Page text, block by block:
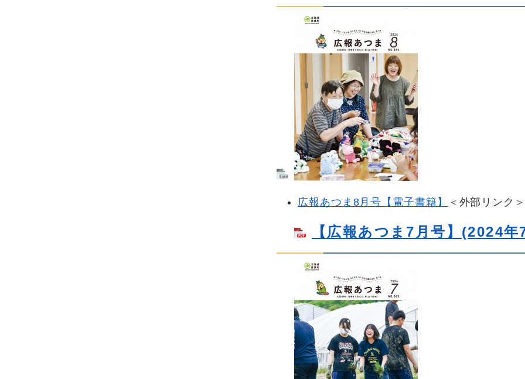
広報あつま8月号【電子書籍】 ＜外部リンク＞
【広報あつま7月号】(2024年